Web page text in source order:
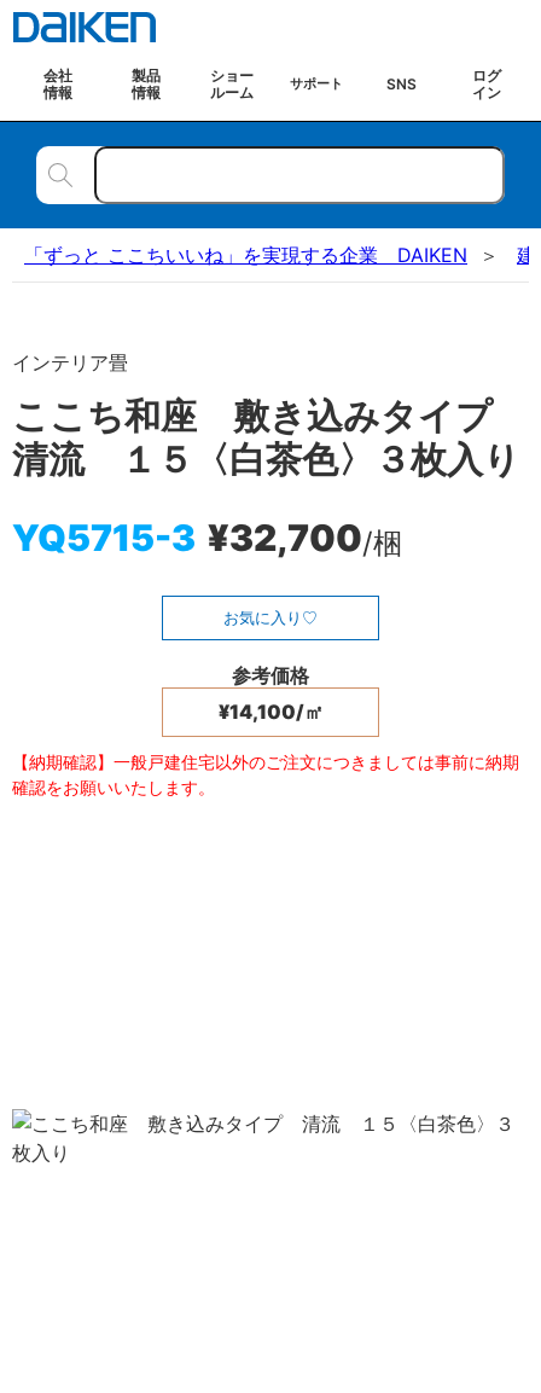
会社
情報
製品
情報
ショー
ルーム
サポート SNS
ログ
イン
「ずっと ここちいいね」を実現する企業 DAIKEN 建
インテリア畳
ここち和座 敷き込みタイプ
清流 １５〈白茶色〉３枚入り
YQ5715-3 ¥32,700/梱
お気に入り
参考価格
¥14,100/㎡
【納期確認】一般戸建住宅以外のご注文につきましては事前に納期
確認をお願いいたします。